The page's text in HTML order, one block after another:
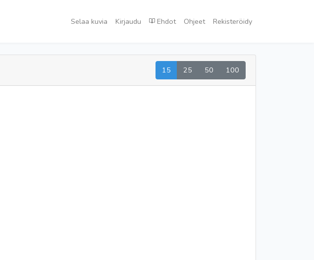
Selaa kuvia Kirjaudu Ehdot Ohjeet Rekisteröidy
15 25 50 100